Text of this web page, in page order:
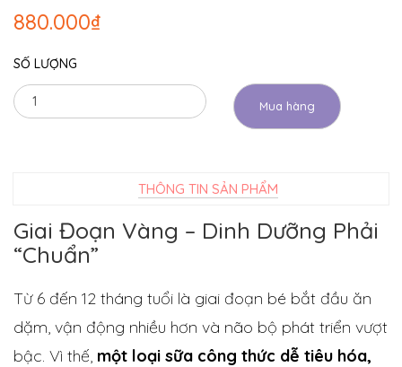
880.000₫
SỐ LƯỢNG
Mua hàng
THÔNG TIN SẢN PHẨM
Giai Đoạn Vàng – Dinh Dưỡng Phải
“Chuẩn”
Từ 6 đến 12 tháng tuổi là giai đoạn bé bắt đầu ăn
dặm, vận động nhiều hơn và não bộ phát triển vượt
bậc. Vì thế, một loại sữa công thức dễ tiêu hóa,